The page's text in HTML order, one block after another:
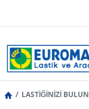
LASTİĞİNİZİ BULUN